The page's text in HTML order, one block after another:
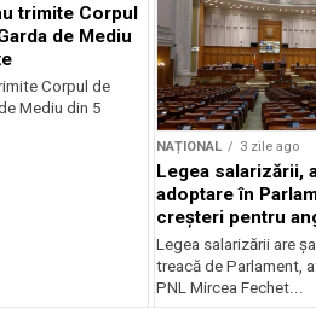
trimite Corpul
de Mediu
Corpul de
Mediu din 5
NAȚIONAL 3 zile ago
Legea salarizării,
adoptare în
creșteri pentru
Legea salarizării are
treacă de Parlament,
PNL Mircea Fechet...